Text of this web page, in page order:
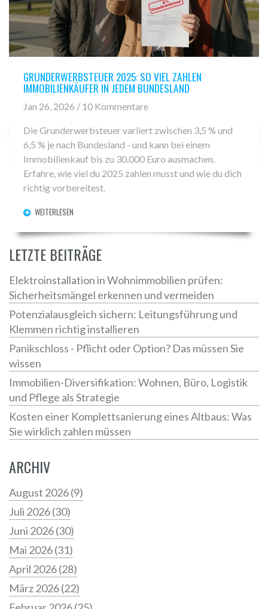
GRUNDERWERBSTEUER 2025: SO VIEL ZAHLEN
IMMOBILIENKÄUFER IN JEDEM BUNDESLAND
Jan 26, 2026 / 10 Kommentare
Die Grunderwerbsteuer variiert zwischen 3,5 % und
6,5 % je nach Bundesland - und kann bei einem
Immobilienkauf bis zu 30.000 Euro ausmachen.
Erfahre, wie viel du 2025 zahlen musst und wie du dich
richtig vorbereitest.
WEITERLESEN
LETZTE BEITRÄGE
Elektroinstallation in Wohnimmobilien prüfen:
Sicherheitsmängel erkennen und vermeiden
Potenzialausgleich sichern: Leitungsführung und
Klemmen richtig installieren
Panikschloss - Pflicht oder Option? Das müssen Sie
wissen
Immobilien-Diversifikation: Wohnen, Büro, Logistik
und Pflege als Strategie
Kosten einer Komplettsanierung eines Altbaus: Was
Sie wirklich zahlen müssen
ARCHIV
August 2026(9)
Juli 2026(30)
Juni 2026(30)
Mai 2026(31)
April 2026(28)
März 2026(22)